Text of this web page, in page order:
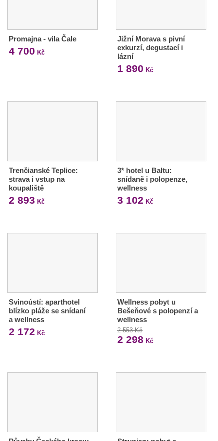
Promajna - vila Čale
4 700 Kč
Jižní Morava s pivní
exkurzí, degustací i
lázní
1 890 Kč
Trenčianské Teplice:
strava i vstup na
koupaliště
2 893 Kč
3* hotel u Baltu:
snídaně i polopenze,
wellness
3 102 Kč
Svinoústí: aparthotel
blízko pláže se snídaní
a wellness
2 172 Kč
Wellness pobyt u
Bešeňové s polopenzí a
wellness
2 553 Kč
2 298 Kč